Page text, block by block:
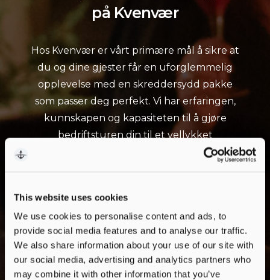
This website uses cookies
We use cookies to personalise content and ads, to
provide social media features and to analyse our traffic.
We also share information about your use of our site with
our social media, advertising and analytics partners who
may combine it with other information that you’ve
på Kvenvær
Hos Kvenvær er vårt primære mål å sikre at
du og dine gjester får en uforglemmelig
opplevelse med en skreddersydd pakke
som passer deg perfekt. Vi har erfaringen,
kunnskapen og kapasiteten til å gjøre
bedriftsturen din til et vellykket